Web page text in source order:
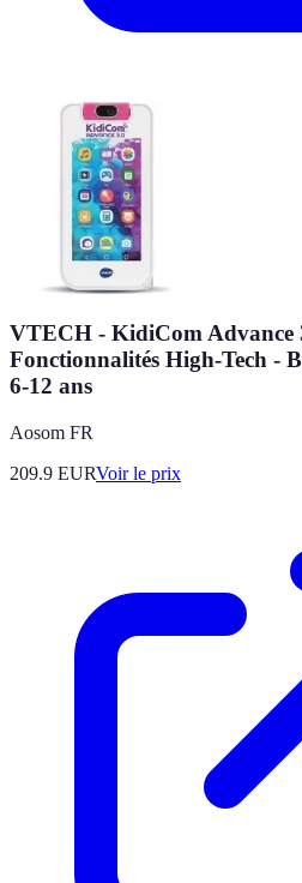
VTECH - KidiCom Advance
Fonctionnalités High-Tech -
6-12 ans
Aosom FR
209.9 EURVoir le prix